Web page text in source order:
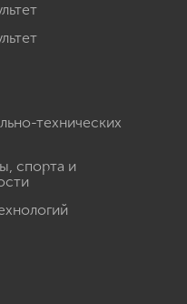
технических
спорта и